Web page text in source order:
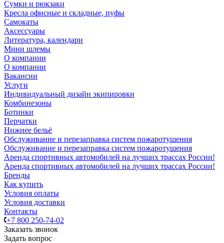
Сумки и рюкзаки
Кресла офисные и складные, пуфы
Самокаты
Аксессуары
Литература, календари
Мини шлемы
О компании
О компании
Вакансии
Услуги
Индивидуальный дизайн экипировки
Комбинезоны
Ботинки
Перчатки
Нижнее бельё
Обслуживание и перезаправка систем пожаротушения
Обслуживание и перезаправка систем пожаротушения
Аренда спортивных автомобилей на лучших трассах России!
Аренда спортивных автомобилей на лучших трассах России!
Бренды
Как купить
Условия оплаты
Условия доставки
Контакты
+7 800 250-74-02
Заказать звонок
Задать вопрос